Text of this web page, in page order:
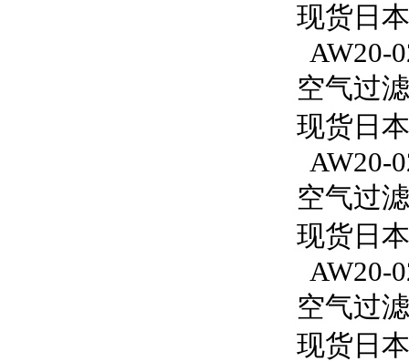
现货日
AW20-
空气过
现货日
AW20-
空气过
现货日
AW20-
空气过
现货日